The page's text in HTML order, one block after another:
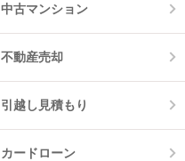
中古マンション
不動産売却
引越し見積もり
カードローン